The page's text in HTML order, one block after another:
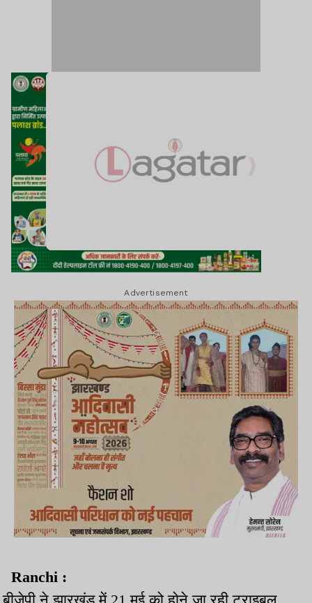
Advertisement
Ranchi :